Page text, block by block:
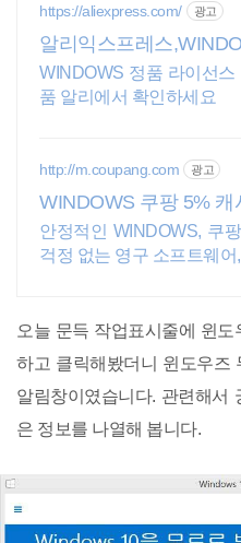
https://aliexpress.com/ 광고
알리익스프레스
dows 알리에서!
WINDOWS 정품 라이선
품 알리에서 확인하세요
http://m.coupang.com 광고
WINDOWS 쿠팡 5% 캐
안정적인 WINDOWS, 쿠
걱정 없는 영구 소프트웨
오늘 문득 작업표시줄에 윈
하고 클릭해봤더니 윈도우즈
알림창이였습니다. 관련해서
은 정보를 나열해 봅니다.
CSS
CentOS